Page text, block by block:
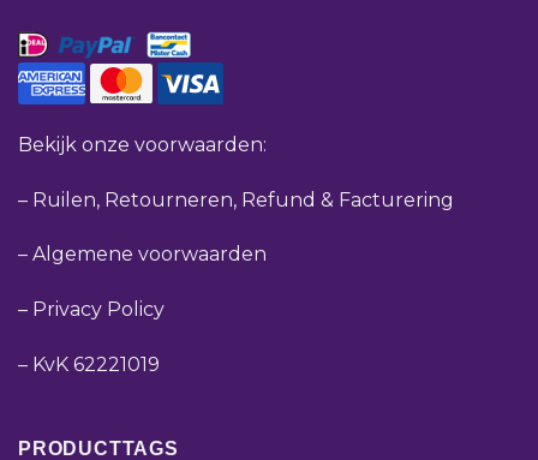
Bekijk onze voorwaarden:
– Ruilen, Retourneren, Refund & Facturering
– Algemene voorwaarden
– Privacy Policy
– KvK 62221019
PRODUCTTAGS